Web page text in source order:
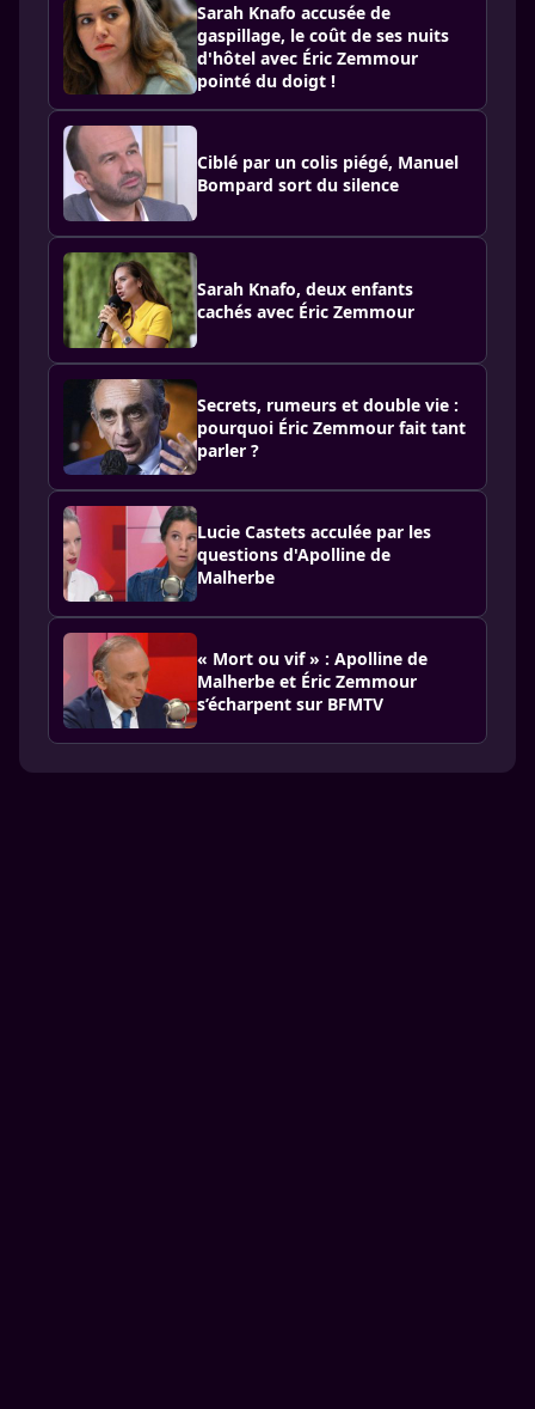
Sarah Knafo accusée de
gaspillage, le coût de ses nuits
d'hôtel avec Éric Zemmour
pointé du doigt !
Ciblé par un colis piégé, Manuel
Bompard sort du silence
Sarah Knafo, deux enfants
cachés avec Éric Zemmour
Secrets, rumeurs et double vie :
pourquoi Éric Zemmour fait tant
parler ?
Lucie Castets acculée par les
questions d'Apolline de
Malherbe
« Mort ou vif » : Apolline de
Malherbe et Éric Zemmour
s’écharpent sur BFMTV